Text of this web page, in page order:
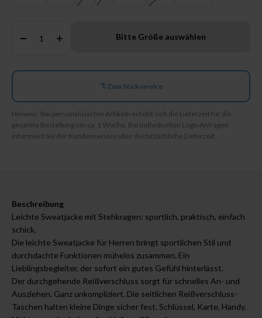
Bitte Größe auswählen
Zum Stickservice
Hinweis: Bei personalisierten Artikeln erhöht sich die Lieferzeit für die
gesamte Bestellung um ca. 1 Woche. Bei individuellen Logo-Anfragen
informiert Sie der Kundenservice über die tatsächliche Lieferzeit.
Beschreibung
Leichte Sweatjacke mit Stehkragen: sportlich, praktisch, einfach
schick.
Die leichte Sweatjacke für Herren bringt sportlichen Stil und
durchdachte Funktionen mühelos zusammen. Ein
Lieblingsbegleiter, der sofort ein gutes Gefühl hinterlässt.
Der durchgehende Reißverschluss sorgt für schnelles An- und
Ausziehen. Ganz unkompliziert. Die seitlichen Reißverschluss-
Taschen halten kleine Dinge sicher fest. Schlüssel, Karte, Handy.